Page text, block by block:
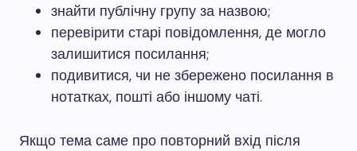
знайти публічну групу за назвою;
перевірити старі повідомлення, де могло
залишитися посилання;
подивитися, чи не збережено посилання в
нотатках, пошті або іншому чаті.
Якщо тема саме про повторний вхід після